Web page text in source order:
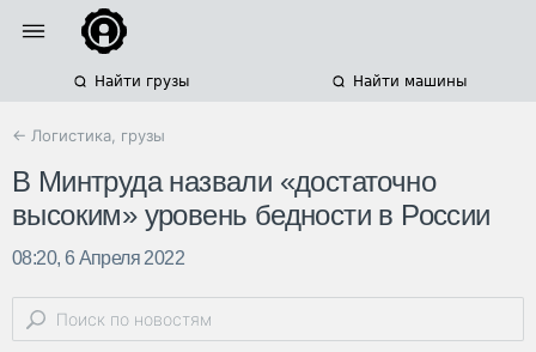
Найти грузы Найти машины
← Логистика, грузы
В Минтруда назвали «достаточно
высоким» уровень бедности в России
08:20, 6 Апреля 2022